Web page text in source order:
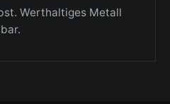
Werthaltiges Metall